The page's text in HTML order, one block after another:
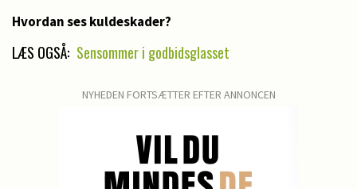
Hvordan ses kuldeskader?
LÆS OGSÅ: Sensommer i godbidsglasset
NYHEDEN FORTSÆTTER EFTER ANNONCEN